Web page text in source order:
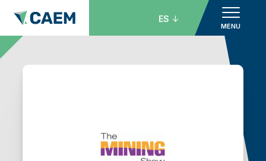
MENU
ES